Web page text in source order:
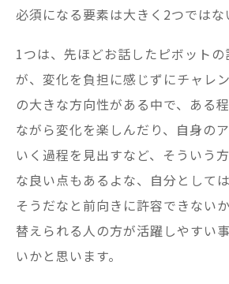
必須になる要素は大きく2つではな
1つは、先ほどお話したピボット
が、変化を負担に感じずにチャレ
の大きな方向性がある中で、ある
ながら変化を楽しんだり、自身の
いく過程を見出すなど、そういう
な良い点もあるよな、自分として
そうだなと前向きに許容できない
替えられる人の方が活躍しやすい
いかと思います。